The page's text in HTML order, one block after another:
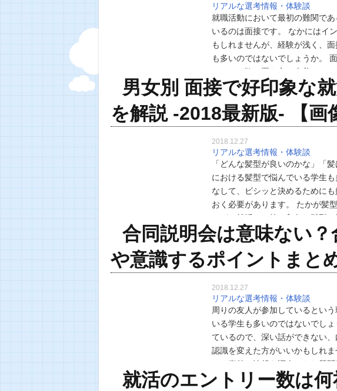
リアルな選考情報・体験談
就職活動において最初の難関で
いるのは面接です。 なかにはイ
もしれませんが、経験が浅く、
も多いのではないでしょうか。
のこと、鞄の置き方や上着・コ
するのは簡単ではありません。
男女別 面接で好印象な
を解説 -2018最新版- 【画
2018.12.27
リアルな選考情報・体験談
「どんな髪型が良いのかな」「
における髪型で悩んでいる学生
なして、ビシッと決めるために
おく必要があります。 たかが髪
んが、就活での第一印象は髪型
こで今回は、就活用の髪型にお
合同説明会は意味ない
や意識するポイントまと
2018.12.27
リアルな選考情報・体験談
周りの友人が参加しているとい
いる学生も多いのではないでし
ているので、深い話ができない
認識を変えた方がいいかもしれ
し、事前に情報を調査したり質
にとって意味のあるイベントに
就活のエントリー数は